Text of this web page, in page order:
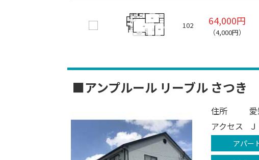
102 64,000円
（4,000円）
■アンプルール リーブル さつき
住所
アクセス
アパー